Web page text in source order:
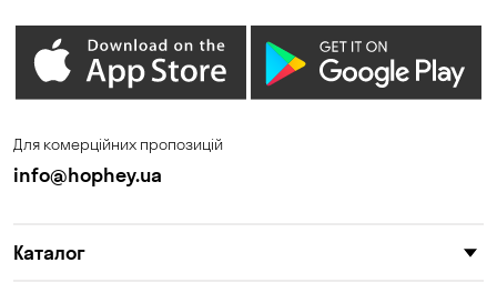
Для комерційних пропозицій
info@hophey.ua
Каталог